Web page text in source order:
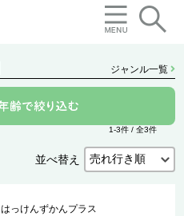
ジャンル一覧
1-3件 / 全3件
並べ替え
はっけんずかんプラス